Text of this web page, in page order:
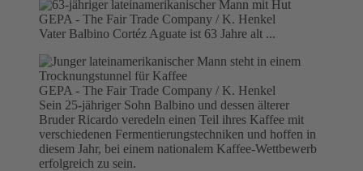
GEPA - The Fair Trade Company / K. Henkel
Vater Balbino Cortéz Aguate ist 63 Jahre alt ...
GEPA - The Fair Trade Company / K. Henkel
Sein 25-jähriger Sohn Balbino und dessen älterer
Bruder Ricardo veredeln einen Teil ihres Kaffee mit
verschiedenen Fermentierungstechniken und hoffen in
diesem Jahr, bei einem nationalem Kaffee-Wettbewerb
erfolgreich zu sein.